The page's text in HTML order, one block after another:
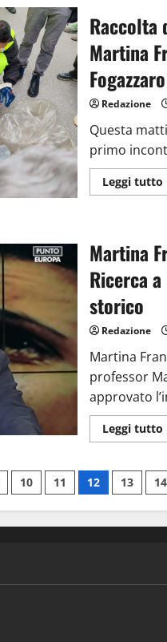
Raccolta
Martina
Fogazzaro
Redazione
Questa
primo
Leggi tutto
Martina
Ricerca
storico
Redazione
Martina
professor
approvato
Leggi tutto
10 11 12 13 14